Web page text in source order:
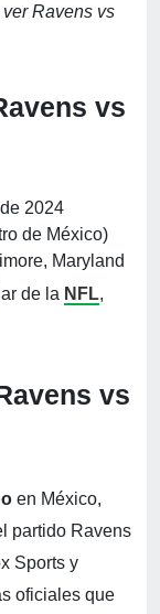
Ravens vs
vs
2024
de México)
Maryland
de la NFL,
vs
en México,
partido Ravens
Sports y
oficiales que